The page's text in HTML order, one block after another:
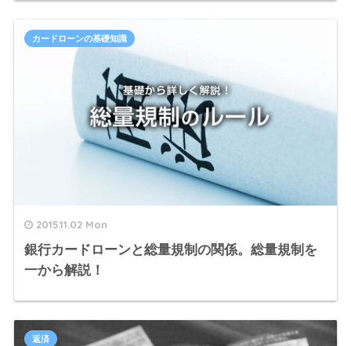
2015.11.02 Mon
銀行カードローンと総量規制の関係。総量規制を
一から解説！
カードローンの基礎知識
返済